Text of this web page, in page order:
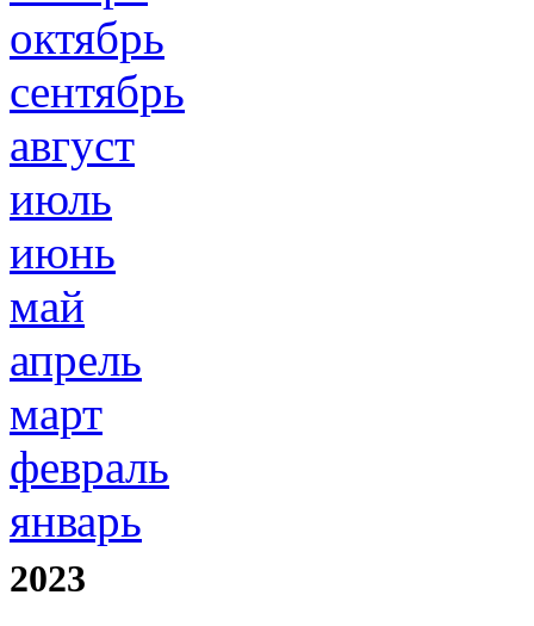
октябрь
сентябрь
август
июль
июнь
май
апрель
март
февраль
январь
2023